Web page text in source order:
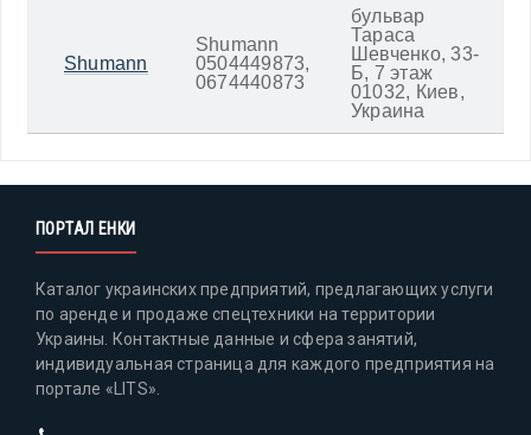
Shumann
Shumann
0504449873,
0674440873
бульвар
Тараса
Шевченко, 33-
Б, 7 этаж
01032, Киев,
Украина
ПОРТАЛ ЕНКИ
Каталог украинских предприятий, предлагающих услуги
по аренде и продаже спецтехники на территории
Украины. Контактные данные и сфера занятий,
индивидуальная страница для каждого предприятия на
портале «LITS».